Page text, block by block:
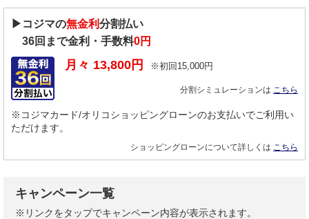
▶コジマの無金利分割払い
36回まで金利・手数料0円
月々 13,800 円 ※初回 15,000円
分割シミュレーションは こちら
※コジマカード/オリコショッピングローンのお支払いでご利用い
ただけます。
ショッピングローンについて詳しくは こちら
キャンペーン一覧
※リンクをタップでキャンペーン内容が表示されます。